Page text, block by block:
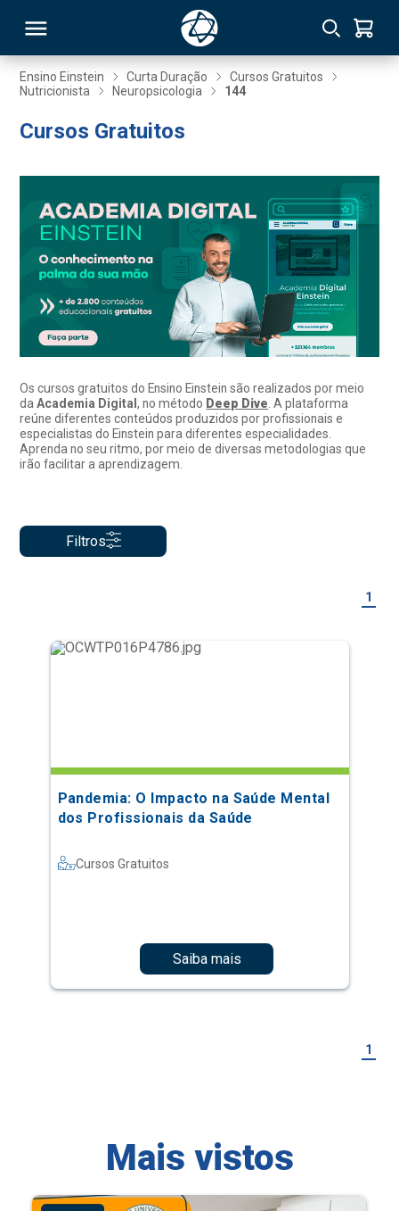
Ensino Einstein Curta Duração
Cursos Gratuitos
Nutricionista
Neuropsicologia 144
Cursos Gratuitos
Os cursos gratuitos do Ensino Einstein são realizados por meio
daAcademia Digital, no método Deep Dive. A plataforma
reúne diferentes conteúdos produzidos por profissionais e
especialistas do Einstein para diferentes especialidades.
Aprenda no seu ritmo, por meio de diversas metodologias que
irão facilitar a aprendizagem.
Filtros
1
Pandemia: O Impacto na Saúde Mental
dos Profissionais da Saúde
Cursos Gratuitos
Saiba mais
1
Mais vistos